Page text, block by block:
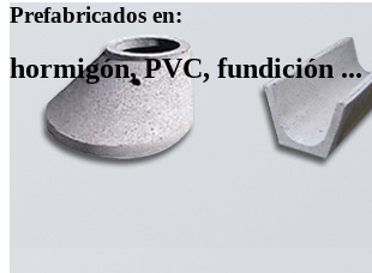
Prefabricados en:
hormigón, PVC, fundición ...